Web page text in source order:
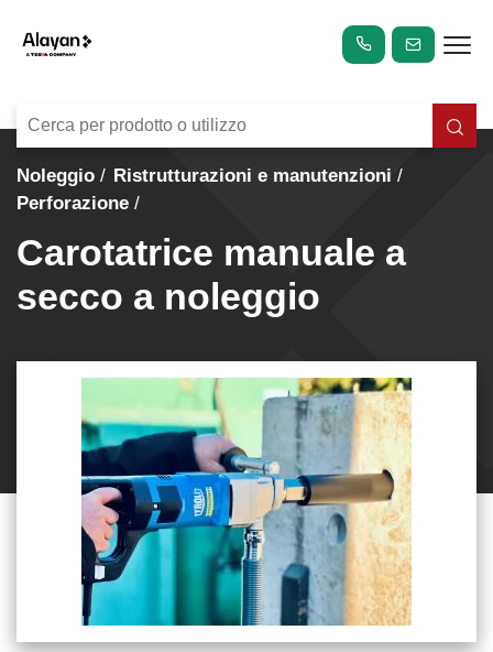
Noleggio
Ristrutturazioni e manutenzioni
Perforazione
Carotatrice manuale a
secco a noleggio